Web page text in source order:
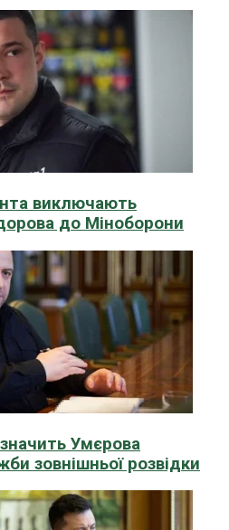
виключають
до Міноборони
Умєрова
зовнішньої розвідки